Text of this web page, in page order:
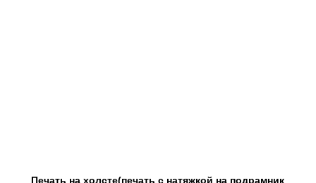
Печать на холсте(печать с натяжкой на подрамник